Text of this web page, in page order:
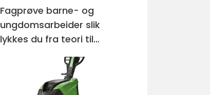
Fagprøve barne- og
ungdomsarbeider slik
lykkes du fra teori til